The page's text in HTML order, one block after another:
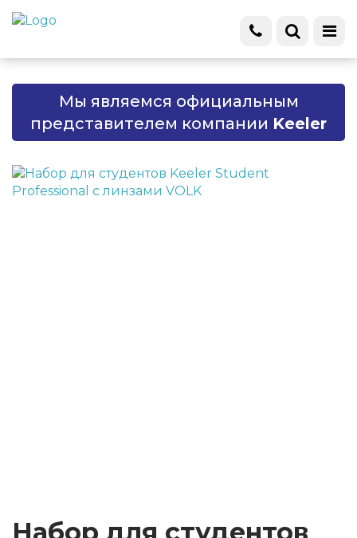
Мы являемся официальным
представителем компании Keeler